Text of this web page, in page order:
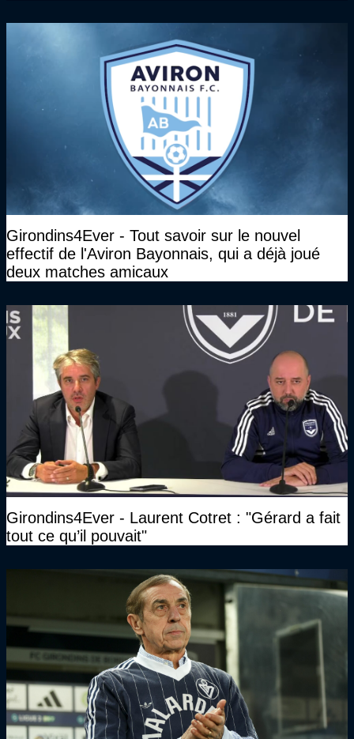
Girondins4Ever - Tout savoir sur le nouvel
effectif de l'Aviron Bayonnais, qui a déjà joué
deux matches amicaux
Girondins4Ever - Laurent Cotret : "Gérard a fait
tout ce qu’il pouvait"